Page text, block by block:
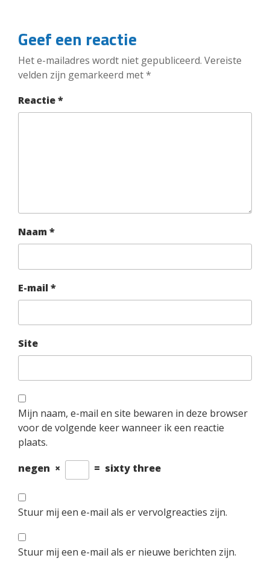
Geef een reactie
Het e-mailadres wordt niet gepubliceerd. Vereiste
velden zijn gemarkeerd met*
Reactie*
Naam *
E-mail *
Site
Mijn naam, e-mail en site bewaren in deze browser
voor de volgende keer wanneer ik een reactie
plaats.
negen × = sixty three
Stuur mij een e-mail als er vervolgreacties zijn.
Stuur mij een e-mail als er nieuwe berichten zijn.